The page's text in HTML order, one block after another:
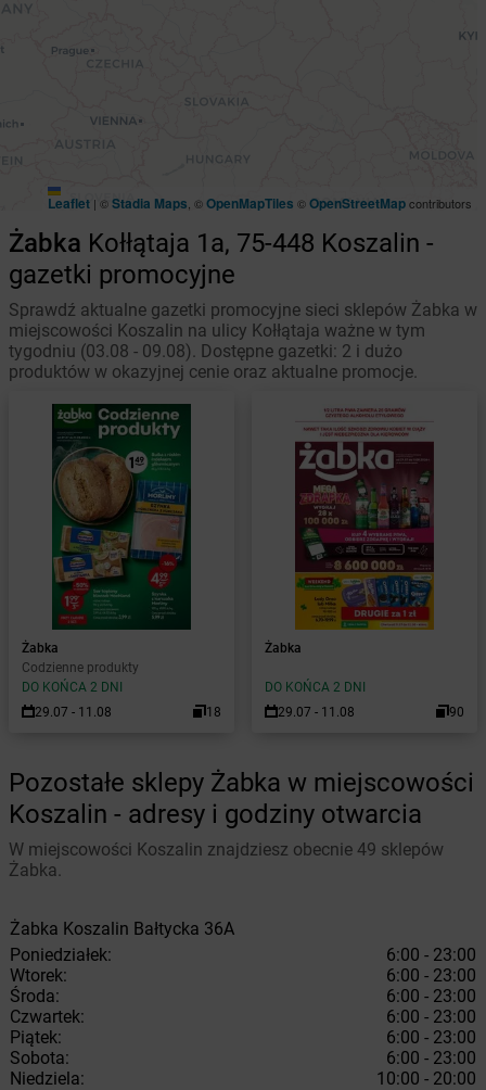
Leaflet | ©Stadia Maps , ©OpenMapTiles ©OpenStreetMapcontributors
Żabka Kołłątaja 1a, 75-448 Koszalin -
gazetki promocyjne
Sprawdź aktualne gazetki promocyjne sieci sklepów Żabka w
miejscowości Koszalin na ulicy Kołłątaja ważne w tym
tygodniu (03.08 - 09.08). Dostępne gazetki: 2 i dużo
produktów w okazyjnej cenie oraz aktualne promocje.
Żabka
Codzienne produkty
DO KOŃCA 2 DNI
29.07 - 11.08
18
Żabka
DO KOŃCA 2 DNI
29.07 - 11.08
90
Pozostałe sklepy Żabka w miejscowości
Koszalin - adresy i godziny otwarcia
W miejscowości Koszalin znajdziesz obecnie 49 sklepów
Żabka.
Żabka Koszalin Bałtycka 36A
Poniedziałek:
6:00 - 23:00
Wtorek:
6:00 - 23:00
Środa:
6:00 - 23:00
Czwartek:
6:00 - 23:00
Piątek:
6:00 - 23:00
Sobota:
6:00 - 23:00
Niedziela:
10:00 - 20:00